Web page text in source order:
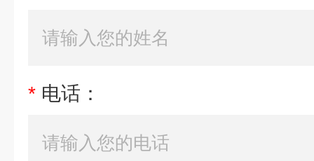
* 电话：